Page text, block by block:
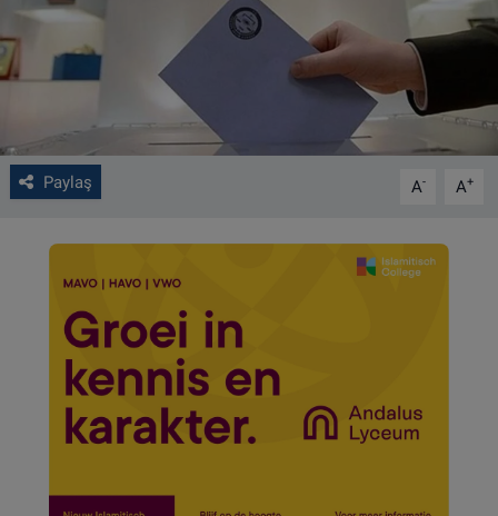
Paylaş A- A+
ALGEMENE VOORWAARDEN
Çerez Politikası